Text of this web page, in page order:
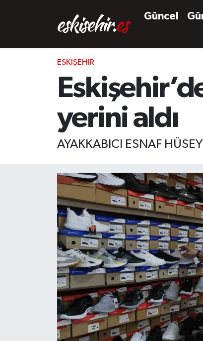
Güncel
ESKIŞEHIR
yerini aldı
AYAKKABICI ESNAF